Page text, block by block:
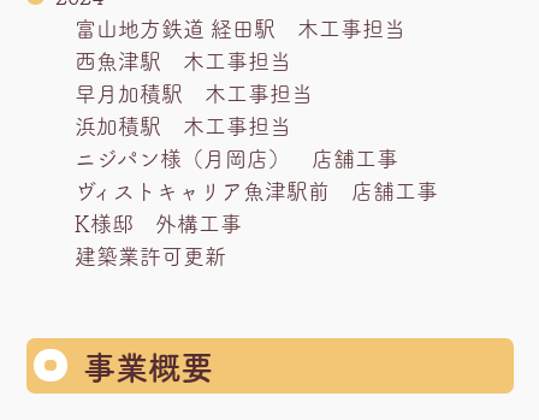
富山地方鉄道 経田駅 木工事担当
西魚津駅 木工事担当
早月加積駅 木工事担当
浜加積駅 木工事担当
ニジパン様（月岡店） 店舗工事
ヴィストキャリア魚津駅前 店舗工事
K様邸 外構工事
建築業許可更新
事業概要